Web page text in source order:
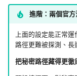
進階：兩個官
上面的設定能正常
路徑更難被探測、長
把秘密路徑藏得更徹